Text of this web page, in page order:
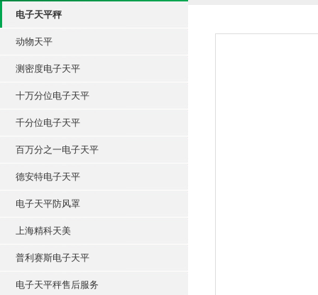
电子天平秤
动物天平
测密度电子天平
十万分位电子天平
千分位电子天平
百万分之一电子天平
德安特电子天平
电子天平防风罩
上海精科天美
普利赛斯电子天平
电子天平秤售后服务